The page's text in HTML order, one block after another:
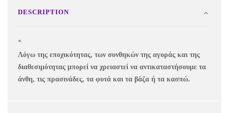
DESCRIPTION
*
Λόγω της εποχικότητας, των συνθηκών της αγοράς και της
διαθεσιμότητας μπορεί να χρειαστεί να αντικαταστήσουμε τα
άνθη, τις πρασινάδες, τα φυτά και τα βάζα ή τα κασπώ.